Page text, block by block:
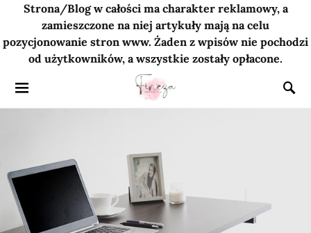
Strona/Blog w całości ma charakter reklamowy, a
zamieszczone na niej artykuły mają na celu
pozycjonowanie stron www. Żaden z wpisów nie pochodzi
od użytkowników, a wszystkie zostały opłacone.